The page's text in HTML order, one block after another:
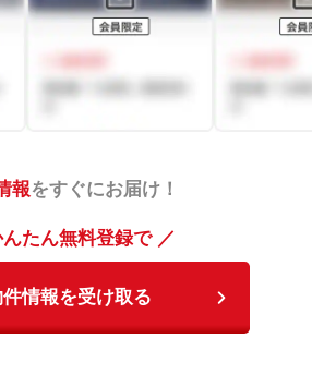
報をすぐにお届け！
んたん無料登録で ／
情報を受け取る